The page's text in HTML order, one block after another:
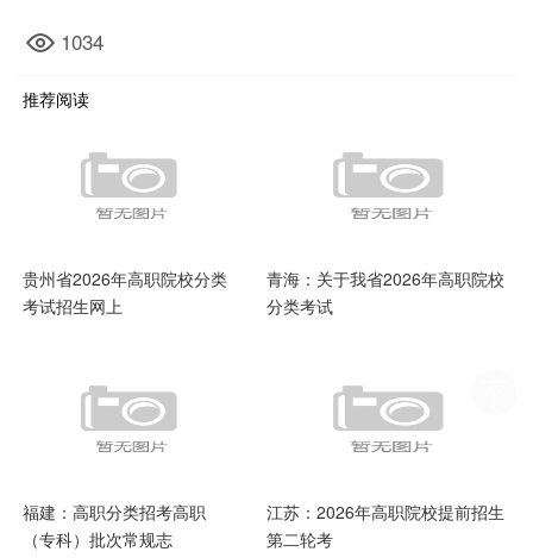
1034
推荐阅读
贵州省2026年高职院校分类
考试招生网上
青海：关于我省2026年高职院校
分类考试
福建：高职分类招考高职
（专科）批次常规志
江苏：2026年高职院校提前招生
第二轮考